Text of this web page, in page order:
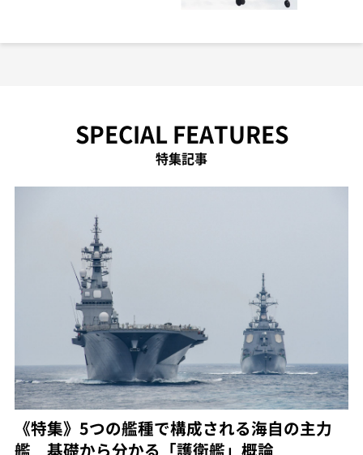
SPECIAL FEATURES
特集記事
《特集》5つの艦種で構成される海自の主力
艦 基礎から分かる「護衛艦」概論